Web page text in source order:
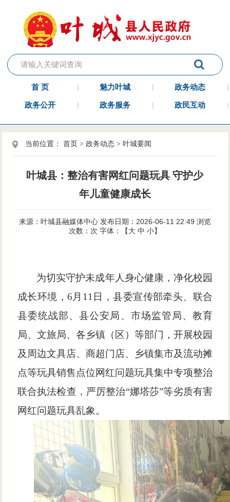
首 页 魅力叶城 政务动态
政务公开 政务服务 政民互动
当前位置：首页 >政务动态 >叶城要闻
叶城县：整治有害网红问题玩具 守护少
年儿童健康成长
来源：叶城县融媒体中心 发布日期：2026-06-11 22:49 浏览
次数： 次 字体：【大 中 小】
为切实守护未成年人身心健康，净化校园
成长环境，6月11日，县委宣传部牵头、联合
县委统战部、县公安局、市场监管局、教育
局、文旅局、各乡镇（区）等部门，开展校园
及周边文具店、商超门店、乡镇集市及流动摊
点等玩具销售点位网红问题玩具集中专项整治
联合执法检查，严厉整治“娜塔莎”等劣质有害
网红问题玩具乱象。